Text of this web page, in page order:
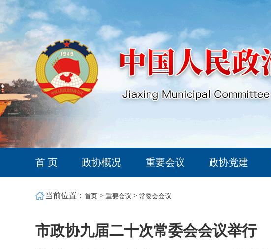
首 页 政协概况 重要会议 政协党建
当前位置： 首页 > 重要会议 > 常委会会议
市政协九届二十次常委会会议举行